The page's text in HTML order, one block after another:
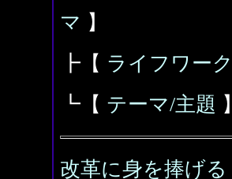
マ 】
┣【 ライフワーク
┗【 テーマ/主題 】
改革に身を捧げる